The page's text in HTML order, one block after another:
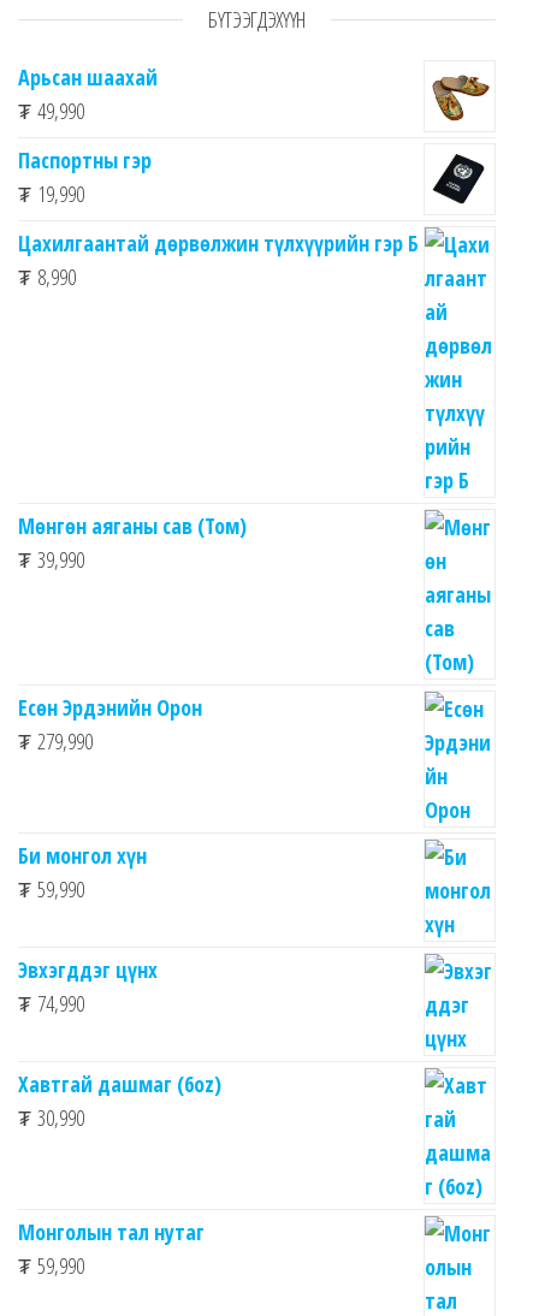
БҮТЭЭГДЭХҮҮН
Арьсан шаахай
₮ 49,990
Паспортны гэр
₮ 19,990
Цахилгаантай дөрвөлжин түлхүүрийн гэр Б
₮ 8,990
Мөнгөн аяганы сав (Том)
₮ 39,990
Есөн Эрдэнийн Орон
₮ 279,990
Би монгол хүн
₮ 59,990
Эвхэгддэг цүнх
₮ 74,990
Хавтгай дашмаг (6oz)
₮ 30,990
Монголын тал нутаг
₮ 59,990